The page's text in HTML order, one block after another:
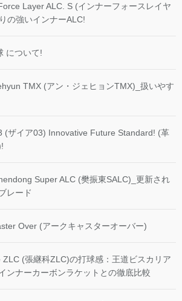
Layer ALC. S (インナーフォースレイヤ
の強いインナーALC!
について!
TMX (アン・ジェヒョンTMX)_扱いやす
(ザイア03) Innovative Future Standard! (革
Super ALC (樊振東SALC)_更新され
レード
Over (アークキャスターオーバー)
(張継科ZLC)の打球感：王道ビスカリア
ンナーカーボンラケットとの徹底比較